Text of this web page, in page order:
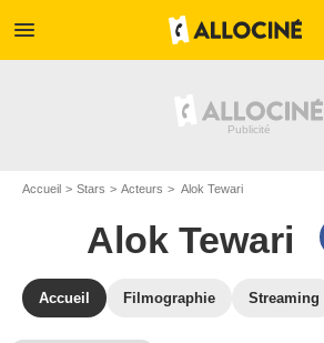
menu
Accueil Stars Acteurs Alok Tewari
Alok Tewari
Accueil Filmographie Streaming